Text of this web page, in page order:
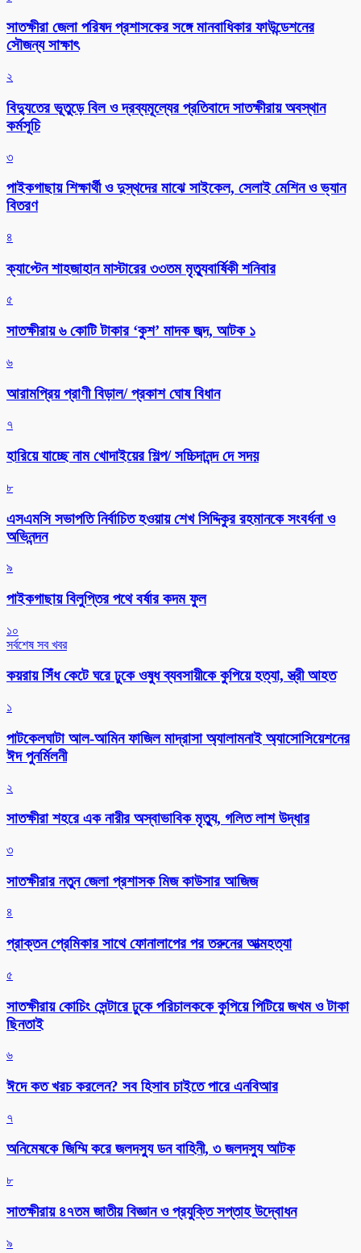
সাতক্ষীরা জেলা পরিষদ প্রশাসকের সঙ্গে মানবাধিকার ফাউন্ডেশনের
সৌজন্য সাক্ষাৎ
২
বিদ্যুতের ভূতুড়ে বিল ও দ্রব্যমূল্যের প্রতিবাদে সাতক্ষীরায় অবস্থান
কর্মসূচি
৩
পাইকগাছায় শিক্ষার্থী ও দুস্থদের মাঝে সাইকেল, সেলাই মেশিন ও ভ্যান
বিতরণ
৪
ক্যাপ্টেন শাহজাহান মাস্টারের ৩৩তম মৃত্যুবার্ষিকী শনিবার
৫
সাতক্ষীরায় ৬ কোটি টাকার ‘কুশ’ মাদক জব্দ, আটক ১
৬
আরামপ্রিয় প্রাণী বিড়াল/ প্রকাশ ঘোষ বিধান
৭
হারিয়ে যাচ্ছে নাম খোদাইয়ের শিল্প/ সচ্চিদানন্দ দে সদয়
৮
এসএমসি সভাপতি নির্বাচিত হওয়ায় শেখ সিদ্দিকুর রহমানকে সংবর্ধনা ও
অভিনন্দন
৯
পাইকগাছায় বিলুপ্তির পথে বর্ষার কদম ফুল
১০
সর্বশেষ সব খবর
কয়রায় সিঁধ কেটে ঘরে ঢুকে ওষুধ ব্যবসায়ীকে কুপিয়ে হত্যা, স্ত্রী আহত
১
পাটকেলঘাটা আল-আমিন ফাজিল মাদ্রাসা অ্যালামনাই অ্যাসোসিয়েশনের
ঈদ পুনর্মিলনী
২
সাতক্ষীরা শহরে এক নারীর অস্বাভাবিক মৃত্যু, গলিত লাশ উদ্ধার
৩
সাতক্ষীরার নতুন জেলা প্রশাসক মিজ কাউসার আজিজ
৪
প্রাক্তন প্রেমিকার সাথে ফোনালাপের পর তরুনের আত্মহত্যা
৫
সাতক্ষীরায় কোচিং সেন্টারে ঢুকে পরিচালককে কুপিয়ে পিটিয়ে জখম ও টাকা
ছিনতাই
৬
ঈদে কত খরচ করলেন? সব হিসাব চাইতে পারে এনবিআর
৭
অনিমেষকে জিম্মি করে জলদস্যু ডন বাহিনী, ৩ জলদস্যু আটক
৮
সাতক্ষীরায় ৪৭তম জাতীয় বিজ্ঞান ও প্রযুক্তি সপ্তাহ উদ্বোধন
৯